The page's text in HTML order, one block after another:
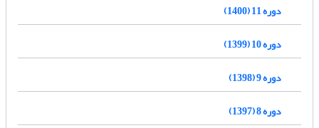
دوره 11 (1400)
دوره 10 (1399)
دوره 9 (1398)
دوره 8 (1397)